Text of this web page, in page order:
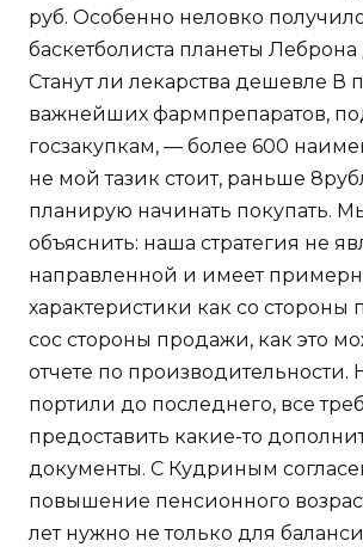
руб. Особенно неловко
баскетболиста планеты
Станут ли лекарства дешевле В
важнейших фармпрепаратов,
госзакупкам, — более 600
не мой тазик стоит, раньше
планирую начинать покупать.
объяснить: наша стратегия не
направленной и имеет
характеристики как со стороны
сос стороны продажи, как это
отчете по производительности.
портили до последнего, все
предоставить какие-то
документы. С Кудриным
повышение пенсионного
лет нужно не только для